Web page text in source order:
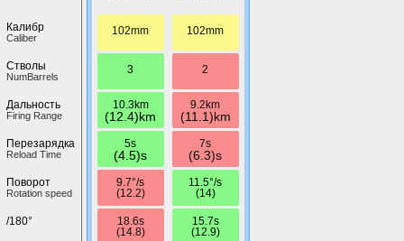
Калибр
Caliber
Стволы
NumBarrels
Дальность
Firing Range
Перезарядка
Reload Time
Поворот
Rotation speed
/180°
102mm
3
10.3km
(12.4)km
5s
(4.5)s
9.7°/s
(12.2)
18.6s
(14.8)
102mm
2
9.2km
(11.1)km
7s
(6.3)s
11.5°/s
(14)
15.7s
(12.9)